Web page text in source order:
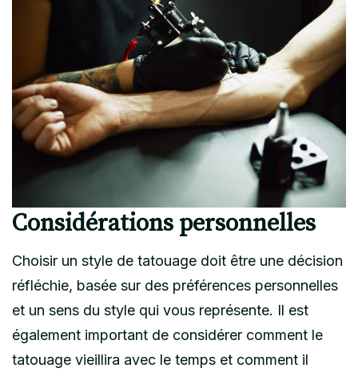
Considérations personnelles
Choisir un style de tatouage doit être une décision
réfléchie, basée sur des préférences personnelles
et un sens du style qui vous représente. Il est
également important de considérer comment le
tatouage vieillira avec le temps et comment il